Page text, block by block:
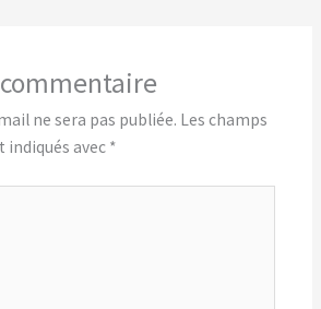
ne sera pas publiée. Les champs
avec *